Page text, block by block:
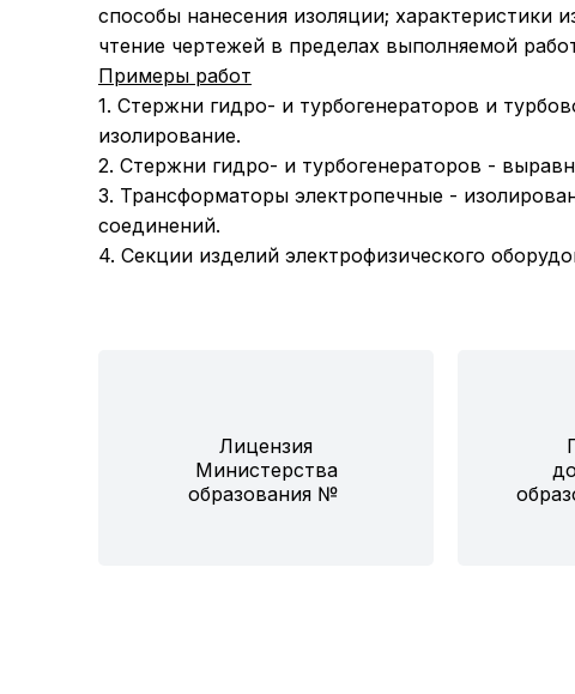
способы нанесения изоляции; характеристики
чтение чертежей в пределах выполняемой
Примеры работ
1. Стержни гидро- и турбогенераторов и
изолирование.
2. Стержни гидро- и турбогенераторов -
3. Трансформаторы электропечные -
соединений.
4. Секции изделий электрофизического
Лицензия
Министерства
образования №